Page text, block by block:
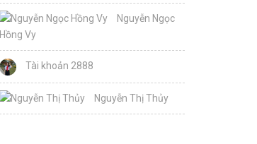
Nguyễn Ngọc
Hồng Vy
Tài khoản 2888
Nguyễn Thị Thủy